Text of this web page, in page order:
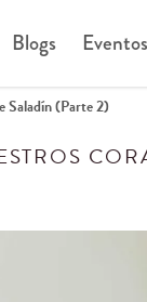
Blogs Eventos
Saladín (Parte 2)